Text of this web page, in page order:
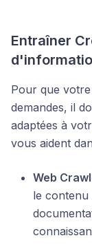
Entraîner
Pour que
demandes, il
adaptées à
vous aident
Web
le contenu